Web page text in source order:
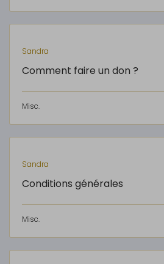
Sandra
Comment faire un don ?
Misc.
Sandra
Conditions générales
Misc.